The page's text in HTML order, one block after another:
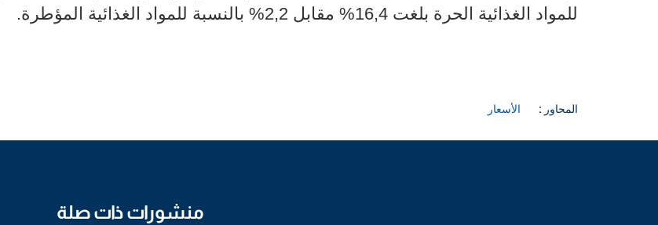
للمواد الغذائية الحرة بلغت 16,4% مقابل 2,2% بالنسبة للمواد الغذائية المؤطرة
.
المحاور : الأسعار
منشورات ذات صلة